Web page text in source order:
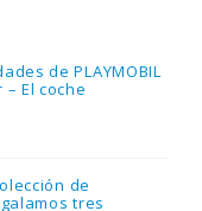
de PLAYMOBIL
El coche
de
tres